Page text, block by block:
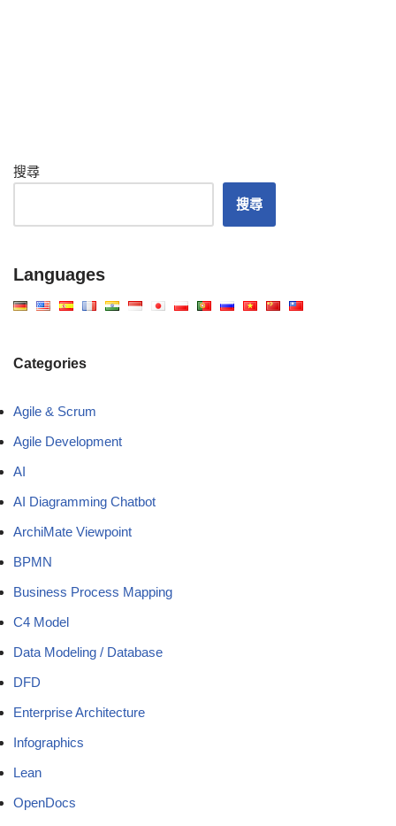
搜尋
搜尋
Languages
Categories
Agile & Scrum
Agile Development
AI
AI Diagramming Chatbot
ArchiMate Viewpoint
BPMN
Business Process Mapping
C4 Model
Data Modeling / Database
DFD
Enterprise Architecture
Infographics
Lean
OpenDocs